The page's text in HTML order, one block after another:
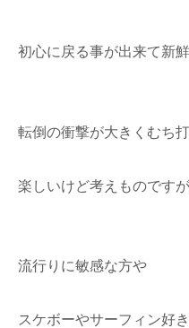
初心に戻る事が出来て新
転倒の衝撃が大きくむち
楽しいけど考えものです
流行りに敏感な方や
スケボーやサーフィン好